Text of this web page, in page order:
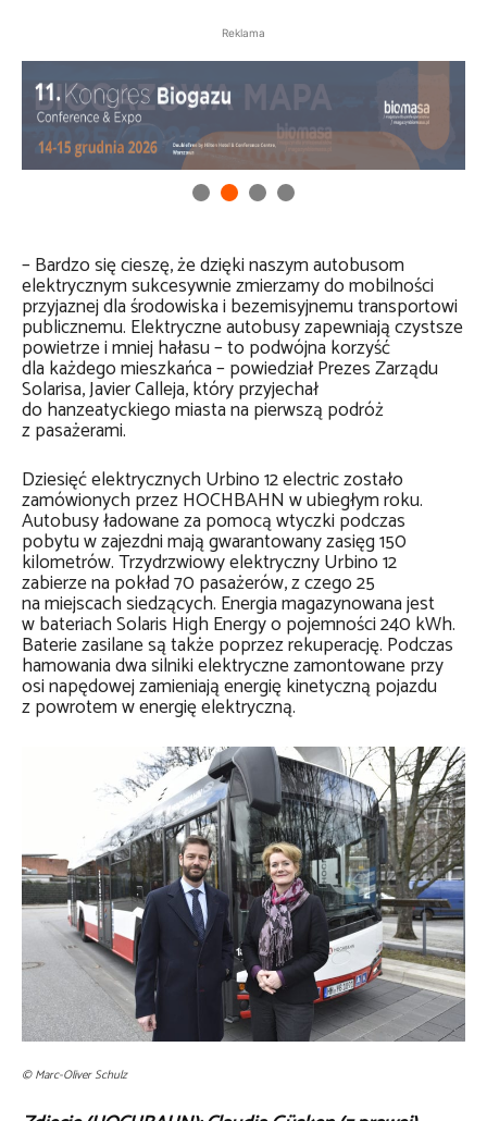
Reklama
– Bardzo się cieszę, że dzięki naszym autobusom
elektrycznym sukcesywnie zmierzamy do mobilności
przyjaznej dla środowiska i bezemisyjnemu transportowi
publicznemu. Elektryczne autobusy zapewniają czystsze
powietrze i mniej hałasu – to podwójna korzyść
dla każdego mieszkańca – powiedział Prezes Zarządu
Solarisa, Javier Calleja, który przyjechał
do hanzeatyckiego miasta na pierwszą podróż
z pasażerami.
Dziesięć elektrycznych Urbino 12 electric zostało
zamówionych przez HOCHBAHN w ubiegłym roku.
Autobusy ładowane za pomocą wtyczki podczas
pobytu w zajezdni mają gwarantowany zasięg 150
kilometrów. Trzydrzwiowy elektryczny Urbino 12
zabierze na pokład 70 pasażerów, z czego 25
na miejscach siedzących. Energia magazynowana jest
w bateriach Solaris High Energy o pojemności 240 kWh.
Baterie zasilane są także poprzez rekuperację. Podczas
hamowania dwa silniki elektryczne zamontowane przy
osi napędowej zamieniają energię kinetyczną pojazdu
z powrotem w energię elektryczną.
© Marc-Oliver Schulz